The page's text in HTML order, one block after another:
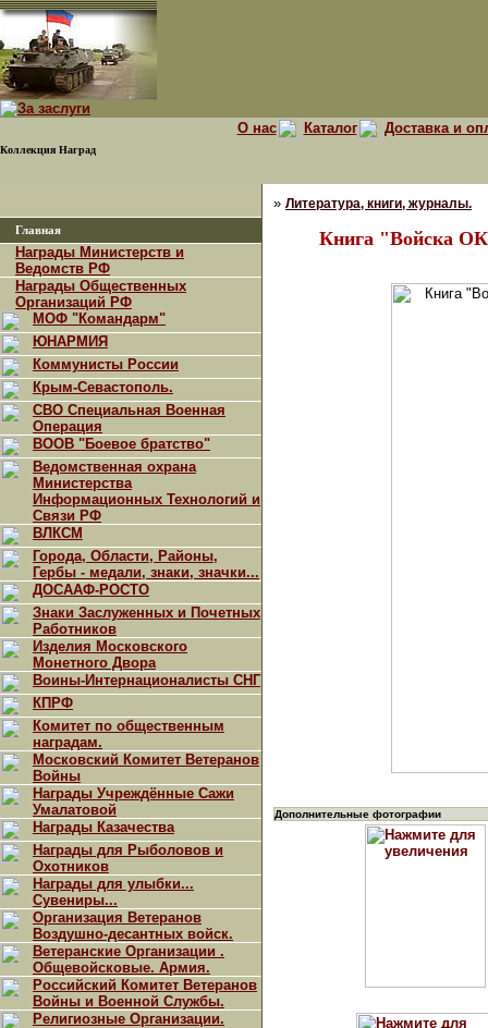
Коллекция Наград
О нас Каталог Доставка и
Главная
Награды Министерств и
Ведомств РФ
Награды Общественных
Организаций РФ
МОФ "Командарм"
ЮНАРМИЯ
Коммунисты России
Крым-Севастополь.
СВО Специальная Военная
Операция
ВООВ "Боевое братство"
Ведомственная охрана
Министерства
Информационных Технологий и
Связи РФ
ВЛКСМ
Города, Области, Районы,
Гербы - медали, знаки, значки...
ДОСААФ-РОСТО
Знаки Заслуженных и Почетных
Работников
Изделия Московского
Монетного Двора
Воины-Интернационалисты СНГ
КПРФ
Комитет по общественным
наградам.
Московский Комитет Ветеранов
Войны
Награды Учреждённые Сажи
Умалатовой
Награды Казачества
Награды для Рыболовов и
Охотников
Награды для улыбки...
Сувениры...
Организация Ветеранов
Воздушно-десантных войск.
Ветеранские Организации .
Общевойсковые. Армия.
Российский Комитет Ветеранов
Войны и Военной Службы.
Религиозные Организации.
» Литература, книги, журналы.
Книга "Войска
Дополнительные фотографии